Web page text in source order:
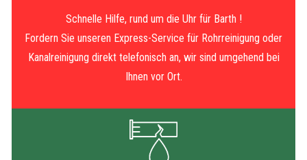
Schnelle Hilfe, rund um die Uhr für Barth !
Fordern Sie unseren Express-Service für Rohrreinigung oder
Kanalreinigung direkt telefonisch an, wir sind umgehend bei
Ihnen vor Ort.